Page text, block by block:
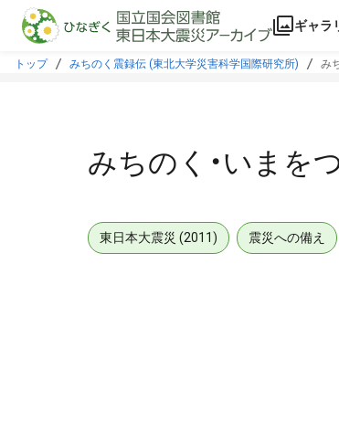
本文に飛ぶ
ギャラ
トップ みちのく震録伝 (東北大学災害科学国際研究所) み
みちのく・いまを
東日本大震災 (2011) 震災への備え